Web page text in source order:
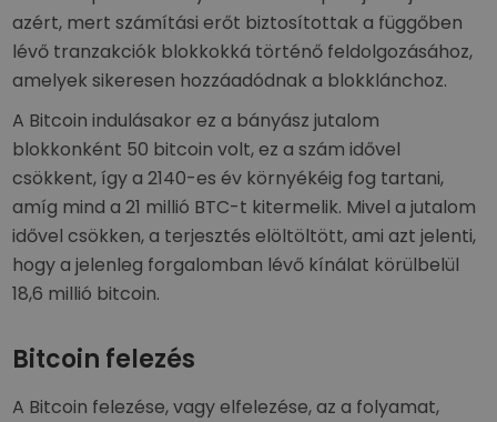
azért, mert számítási erőt biztosítottak a függőben
lévő tranzakciók blokkokká történő feldolgozásához,
amelyek sikeresen hozzáadódnak a blokklánchoz.
A Bitcoin indulásakor ez a bányász jutalom
blokkonként 50 bitcoin volt, ez a szám idővel
csökkent, így a 2140-es év környékéig fog tartani,
amíg mind a 21 millió BTC-t kitermelik. Mivel a jutalom
idővel csökken, a terjesztés elöltöltött, ami azt jelenti,
hogy a jelenleg forgalomban lévő kínálat körülbelül
18,6 millió bitcoin.
Bitcoin felezés
A Bitcoin felezése, vagy elfelezése, az a folyamat,